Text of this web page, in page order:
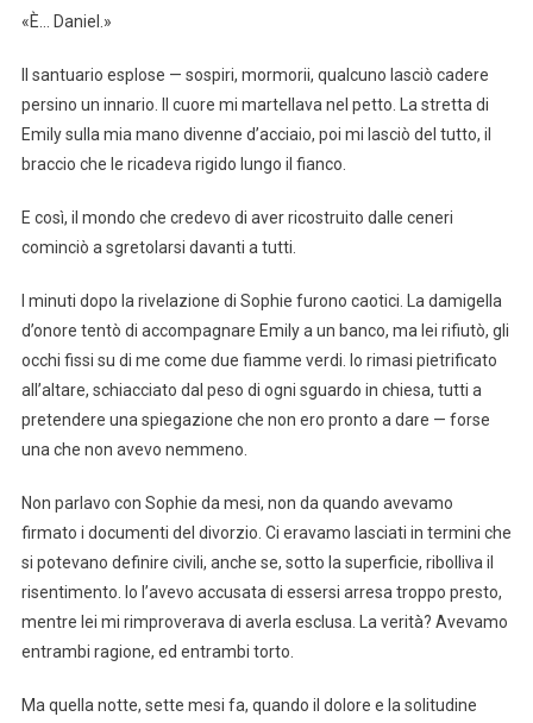
«È… Daniel.»
Il santuario esplose — sospiri, mormorii, qualcuno lasciò cadere
persino un innario. Il cuore mi martellava nel petto. La stretta di
Emily sulla mia mano divenne d’acciaio, poi mi lasciò del tutto, il
braccio che le ricadeva rigido lungo il fianco.
E così, il mondo che credevo di aver ricostruito dalle ceneri
cominciò a sgretolarsi davanti a tutti.
I minuti dopo la rivelazione di Sophie furono caotici. La damigella
d’onore tentò di accompagnare Emily a un banco, ma lei rifiutò, gli
occhi fissi su di me come due fiamme verdi. Io rimasi pietrificato
all’altare, schiacciato dal peso di ogni sguardo in chiesa, tutti a
pretendere una spiegazione che non ero pronto a dare — forse
una che non avevo nemmeno.
Non parlavo con Sophie da mesi, non da quando avevamo
firmato i documenti del divorzio. Ci eravamo lasciati in termini che
si potevano definire civili, anche se, sotto la superficie, ribolliva il
risentimento. Io l’avevo accusata di essersi arresa troppo presto,
mentre lei mi rimproverava di averla esclusa. La verità? Avevamo
entrambi ragione, ed entrambi torto.
Ma quella notte, sette mesi fa, quando il dolore e la solitudine